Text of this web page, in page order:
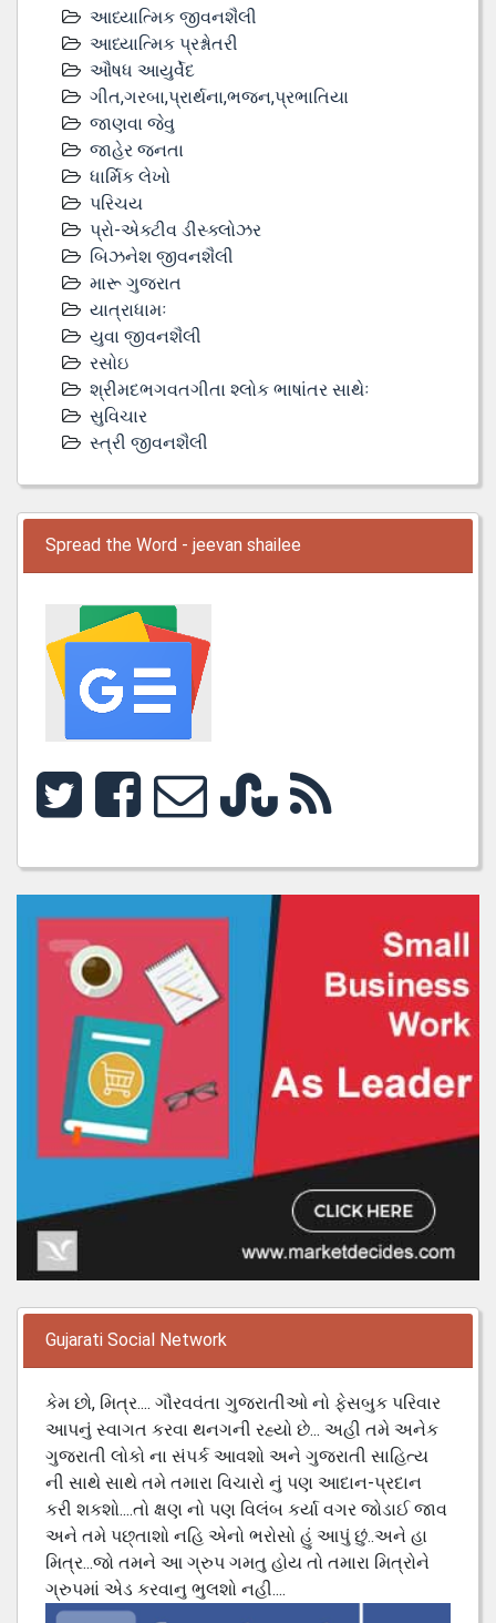
આધ્યાત્મિક જીવનશૈલી
આધ્યાત્મિક પ્રશ્નોતરી
ઔષધ આયુર્વેદ
ગીત,ગરબા,પ્રાર્થના,ભજન,પ્રભાતિયા
જાણવા જેવુ
જાહેર જનતા
ધાર્મિક લેખો
પરિચય
પ્રો-એક્ટીવ ડીસ્‍ક્લોઝર
બિઝનેશ જીવનશૈલી
મારૂ ગુજરાત
યાત્રાધામઃ
યુવા જીવનશૈલી
રસોઇ
શ્રીમદભગવતગીતા શ્લોક ભાષાંતર સાથેઃ
સુવિચાર
સ્ત્રી જીવનશૈલી
Spread the Word - jeevan shailee
Gujarati Social Network
કેમ છો, મિત્ર.... ગૌરવવંતા ગુજરાતીઓ નો ફેસબુક પરિવાર
આપનું સ્વાગત કરવા થનગની રહ્યો છે... અહી તમે અનેક
ગુજરાતી લોકો ના સંપર્ક આવશો અને ગુજરાતી સાહિત્ય
ની સાથે સાથે તમે તમારા વિચારો નું પણ આદાન-પ્રદાન
કરી શકશો....તો ક્ષણ નો પણ વિલંબ કર્યા વગર જોડાઈ જાવ
અને તમે પછ્તાશો નહિ એનો ભરોસો હું આપું છું..અને હા
મિત્ર...જો તમને આ ગ્રુપ ગમતુ હોય તો તમારા મિત્રોને
ગ્રુપમાં એડ કરવાનુ ભુલશો નહી....